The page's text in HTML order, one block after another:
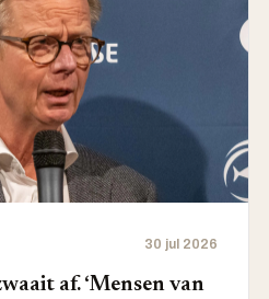
30 jul 2026
af. ‘Mensen van